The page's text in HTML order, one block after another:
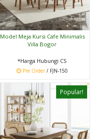
Model Meja Kursi Cafe Minimalis
Villa Bogor
*Harga Hubungi CS
Pre Order/ FJN-150
Popular!